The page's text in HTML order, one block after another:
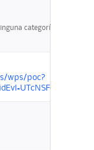
categoría
wps/poc?